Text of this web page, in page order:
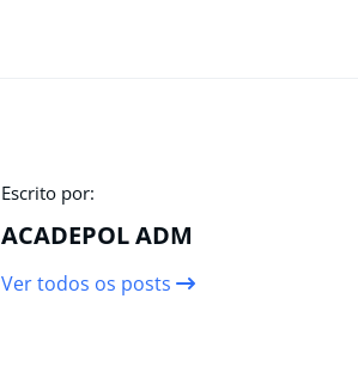
Escrito por:
ACADEPOL ADM
Ver todos os posts